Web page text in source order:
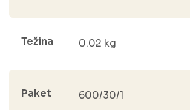
Težina 0.02 kg
Paket 600/30/1